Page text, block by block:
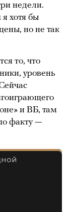
недели.
хотя бы
но не так
то, что
уровень
и ВБ, там
факту —